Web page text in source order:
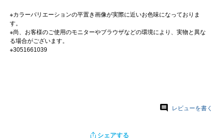
※カラーバリエーションの平置き画像が実際に近いお色味になっておりま
す。
※尚、お客様のご使用のモニターやブラウザなどの環境により、実物と異な
る場合がございます。
※3051661039
レビューを書く
シェアする